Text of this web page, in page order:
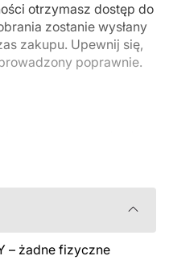
otrzymasz dostęp do
zostanie wysłany
zakupu. Upewnij się,
poprawnie.
pobraniu. Zalecamy
problemy z zamówieniem,
– żadne fizyczne